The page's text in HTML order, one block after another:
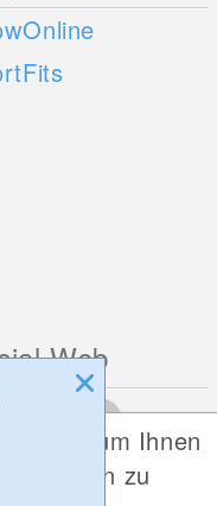
Web
um Ihnen
bieten zu